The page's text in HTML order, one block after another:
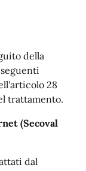
della
28
trattamento.
(Secoval
dal